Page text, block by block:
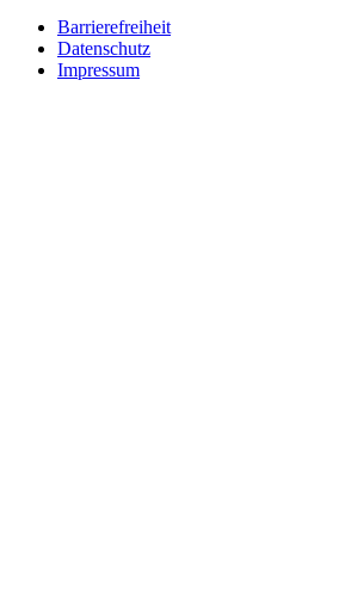
Barrierefreiheit
Datenschutz
Impressum